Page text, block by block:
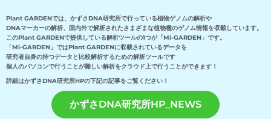
Plant GARDENでは、かずさDNA研究所で行っている植物ゲノムの解析や
DNAマーカーの解析、 国内外で解析されたさまざまな植物種のゲノム情報を収載しています。
このPlant GARDENで提供している解析ツールの1つが「Mi-GARDEN」です。
「Mi-GARDEN」ではPlant GARDENに収載されているデータを
研究者自身の持つデータと比較解析するための解析ツールです
個人のパソコンで行うことが難しい解析をクラウド上で行うことができます！
詳細はかずさDNA研究所HPの下記の記事をご覧ください！
かずさDNA研究所HP_NEWS